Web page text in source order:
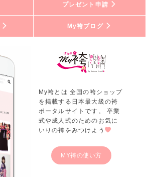
プレゼント申請
My袴ブログ
My袴とは 全国の袴ショップ
を掲載する日本最大級の袴
ポータルサイトです。 卒業
式や成人式のためのお気に
いりの袴をみつけよう
MY袴の使い方